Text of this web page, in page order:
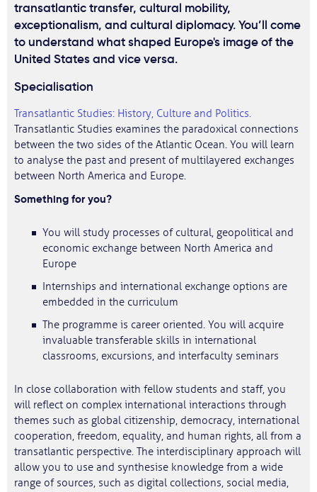
transatlantic transfer, cultural mobility,
exceptionalism, and cultural diplomacy. You’ll come
to understand what shaped Europe's image of the
United States and vice versa.
Specialisation
Transatlantic Studies: History, Culture and Politics.
Transatlantic Studies examines the paradoxical connections
between the two sides of the Atlantic Ocean. You will learn
to analyse the past and present of multilayered exchanges
between North America and Europe.
Something for you?
You will study processes of cultural, geopolitical and
economic exchange between North America and
Europe
Internships and international exchange options are
embedded in the curriculum
The programme is career oriented. You will acquire
invaluable transferable skills in international
classrooms, excursions, and interfaculty seminars
In close collaboration with fellow students and staff, you
will reflect on complex international interactions through
themes such as global citizenship, democracy, international
cooperation, freedom, equality, and human rights, all from a
transatlantic perspective. The interdisciplinary approach will
allow you to use and synthesise knowledge from a wide
range of sources, such as digital collections, social media,